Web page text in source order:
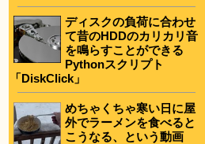
ディスクの負荷に合わせ
て昔のHDDのカリカリ音
を鳴らすことができる
Pythonスクリプト
「DiskClick」
めちゃくちゃ寒い日に屋
外でラーメンを食べると
こうなる、という動画